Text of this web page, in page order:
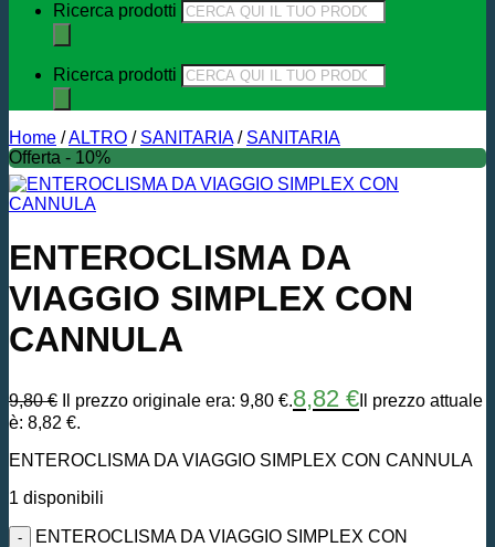
Ricerca prodotti
Ricerca prodotti
Home /ALTRO / SANITARIA / SANITARIA
Offerta - 10%
ENTEROCLISMA DA
VIAGGIO SIMPLEX CON
CANNULA
9,80€ Il prezzo originale era: 9,80 €.8,82 € Il prezzo attuale
è: 8,82 €.
ENTEROCLISMA DA VIAGGIO SIMPLEX CON CANNULA
1 disponibili
ENTEROCLISMA DA VIAGGIO SIMPLEX CON